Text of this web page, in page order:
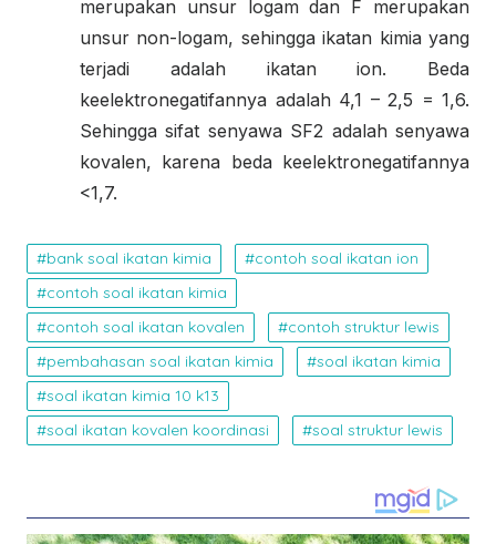
merupakan unsur logam dan F merupakan
unsur non-logam, sehingga ikatan kimia yang
terjadi adalah ikatan ion. Beda
keelektronegatifannya adalah 4,1 – 2,5 = 1,6.
Sehingga sifat senyawa SF2 adalah senyawa
kovalen, karena beda keelektronegatifannya
<1,7.
bank soal ikatan kimia
contoh soal ikatan ion
contoh soal ikatan kimia
contoh soal ikatan kovalen
contoh struktur lewis
pembahasan soal ikatan kimia
soal ikatan kimia
soal ikatan kimia 10 k13
soal ikatan kovalen koordinasi
soal struktur lewis